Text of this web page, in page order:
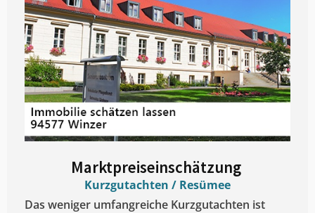
Marktpreiseinschätzung ​
Kurzgutachten / Resümee
Das weniger umfangreiche Kurzgutachten ist